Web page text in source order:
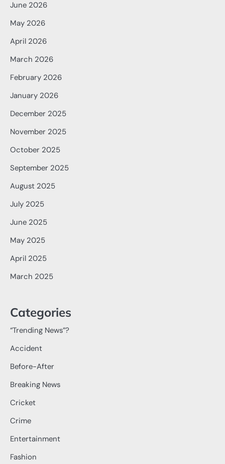
June 2026
May 2026
April 2026
March 2026
February 2026
January 2026
December 2025
November 2025
October 2025
September 2025
August 2025
July 2025
June 2025
May 2025
April 2025
March 2025
Categories
“Trending News”?
Accident
Before-After
Breaking News
Cricket
Crime
Entertainment
Fashion